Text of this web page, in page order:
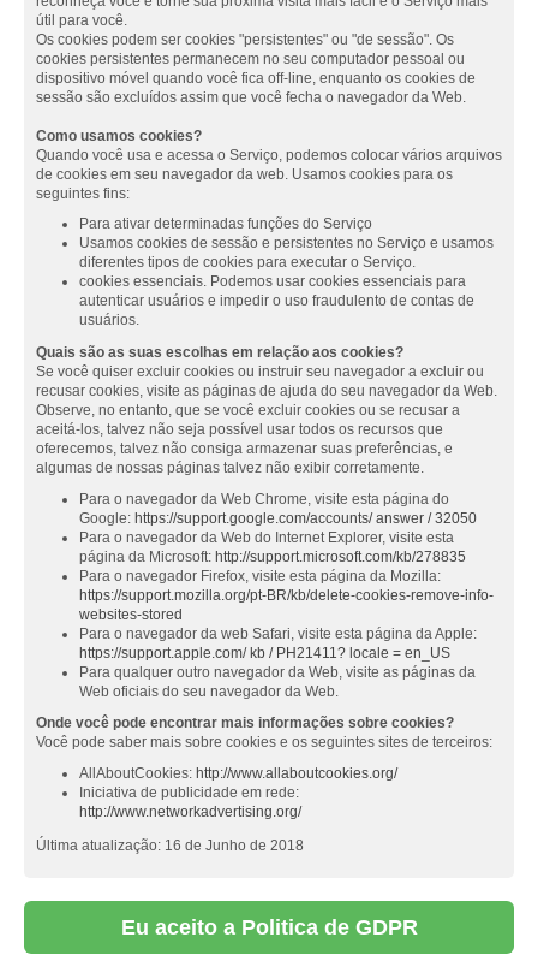
útil para você.
Os cookies podem ser cookies "persistentes" ou "de sessão". Os
cookies persistentes permanecem no seu computador pessoal ou
dispositivo móvel quando você fica off-line, enquanto os cookies de
sessão são excluídos assim que você fecha o navegador da Web.
Como usamos cookies?
Quando você usa e acessa o Serviço, podemos colocar vários arquivos
de cookies em seu navegador da web. Usamos cookies para os
seguintes fins:
Para ativar determinadas funções do Serviço
Usamos cookies de sessão e persistentes no Serviço e usamos
diferentes tipos de cookies para executar o Serviço.
cookies essenciais. Podemos usar cookies essenciais para
autenticar usuários e impedir o uso fraudulento de contas de
usuários.
Quais são as suas escolhas em relação aos cookies?
Se você quiser excluir cookies ou instruir seu navegador a excluir ou
recusar cookies, visite as páginas de ajuda do seu navegador da Web.
Observe, no entanto, que se você excluir cookies ou se recusar a
aceitá-los, talvez não seja possível usar todos os recursos que
oferecemos, talvez não consiga armazenar suas preferências, e
algumas de nossas páginas talvez não exibir corretamente.
Para o navegador da Web Chrome, visite esta página do
Google: https://support.google.com/accounts/ answer / 32050
Para o navegador da Web do Internet Explorer, visite esta
página da Microsoft: http://support.microsoft.com/kb/278835
Para o navegador Firefox, visite esta página da Mozilla:
https://support.mozilla.org/pt-BR/kb/delete-cookies-remove-info-
websites-stored
Para o navegador da web Safari, visite esta página da Apple:
https://support.apple.com/ kb / PH21411? locale = en_US
Para qualquer outro navegador da Web, visite as páginas da
Web oficiais do seu navegador da Web.
Onde você pode encontrar mais informações sobre cookies?
Você pode saber mais sobre cookies e os seguintes sites de terceiros:
AllAboutCookies: http://www.allaboutcookies.org/
Iniciativa de publicidade em rede:
http://www.networkadvertising.org/
Última atualização: 16 de Junho de 2018